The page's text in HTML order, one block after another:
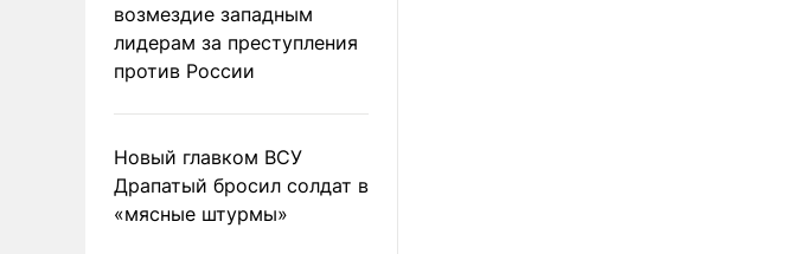
возмездие западным
лидерам за преступления
против России
Новый главком ВСУ
Драпатый бросил солдат в
«мясные штурмы»